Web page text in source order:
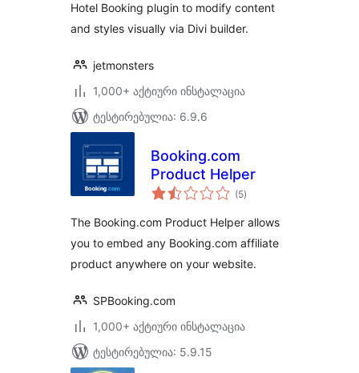
Hotel Booking plugin to modify content
and styles visually via Divi builder.
jetmonsters
1,000+ აქტიური ინსტალაცია
ტესტირებულია: 6.9.6
Booking.com
Product Helper
(5საერთო
რეიტინგი
)
The Booking.com Product Helper allows
you to embed any Booking.com affiliate
product anywhere on your website.
SPBooking.com
1,000+ აქტიური ინსტალაცია
ტესტირებულია: 5.9.15